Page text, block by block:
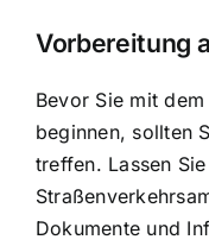
Vorbereitung
Bevor Sie mit
beginnen, sollten
treffen. Lassen
Dokumente und